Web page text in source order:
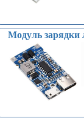
Модуль зарядки